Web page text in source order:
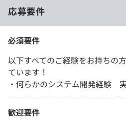
応募要件
必須要件
以下すべてのご経験をお持ちの
ています！
・何らかのシステム開発経験
歓迎要件